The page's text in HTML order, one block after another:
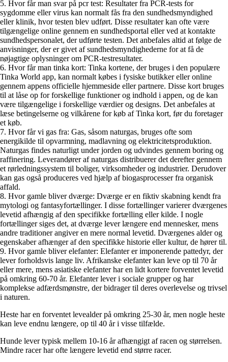
5. Hvor får man svar på pcr test: Resultater fra PCR-tests for
sygdomme eller virus kan normalt fås fra den sundhedsmyndighed
eller klinik, hvor testen blev udført. Disse resultater kan ofte være
tilgængelige online gennem en sundhedsportal eller ved at kontakte
sundhedspersonalet, der udførte testen. Det anbefales altid at følge de
anvisninger, der er givet af sundhedsmyndighederne for at få de
nøjagtige oplysninger om PCR-testresultater.
6. Hvor får man tinka kort: Tinka kortene, der bruges i den populære
Tinka World app, kan normalt købes i fysiske butikker eller online
gennem appens officielle hjemmeside eller partnere. Disse kort bruges
til at låse op for forskellige funktioner og indhold i appen, og de kan
være tilgængelige i forskellige værdier og designs. Det anbefales at
læse betingelserne og vilkårene for køb af Tinka kort, før du foretager
et køb.
7. Hvor får vi gas fra: Gas, såsom naturgas, bruges ofte som
energikilde til opvarmning, madlavning og elektricitetsproduktion.
Naturgas findes naturligt under jorden og udvindes gennem boring og
raffinering. Leverandører af naturgas distribuerer det derefter gennem
et rørledningssystem til boliger, virksomheder og industrier. Derudover
kan gas også produceres ved hjælp af biogasprocesser fra organisk
affald.
8. Hvor gamle bliver dværge: Dværge er en fiktiv skabning kendt fra
mytologi og fantasyfortællinger. I disse fortællinger varierer dværgenes
levetid afhængig af den specifikke fortælling eller kilde. I nogle
fortællinger siges det, at dværge lever længere end mennesker, mens
andre traditioner angiver en mere normal levetid. Dværgenes alder og
egenskaber afhænger af den specifikke historie eller kultur, de hører til.
9. Hvor gamle bliver elefanter: Elefanter er imponerende pattedyr, der
lever forholdsvis lange liv. Afrikanske elefanter kan leve op til 70 år
eller mere, mens asiatiske elefanter har en lidt kortere forventet levetid
på omkring 60-70 år. Elefanter lever i sociale grupper og har
komplekse adfærdsmønstre, der bidrager til deres overlevelse og trivsel
i naturen.
Heste har en forventet levealder på omkring 25-30 år, men nogle heste
kan leve endnu længere, op til 40 år i visse tilfælde.
Hunde lever typisk mellem 10-16 år afhængigt af racen og størrelsen.
Mindre racer har ofte længere levetid end større racer.